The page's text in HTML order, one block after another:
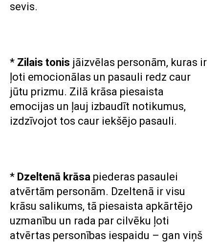
sevis.
* Zilais tonis jāizvēlas personām, kuras ir
ļoti emocionālas un pasauli redz caur
jūtu prizmu. Zilā krāsa piesaista
emocijas un ļauj izbaudīt notikumus,
izdzīvojot tos caur iekšējo pasauli.
* Dzeltenā krāsa piederas pasaulei
atvērtām personām. Dzeltenā ir visu
krāsu salikums, tā piesaista apkārtējo
uzmanību un rada par cilvēku ļoti
atvērtas personības iespaidu – gan viņš